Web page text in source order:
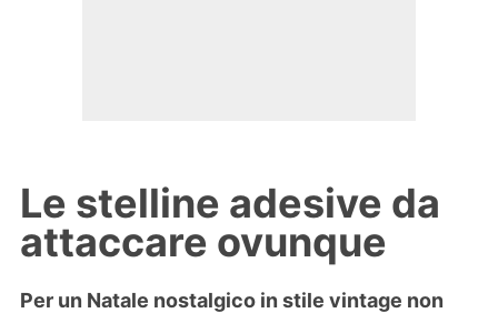
Le stelline adesive da
attaccare ovunque
Per un Natale nostalgico in stile vintage non